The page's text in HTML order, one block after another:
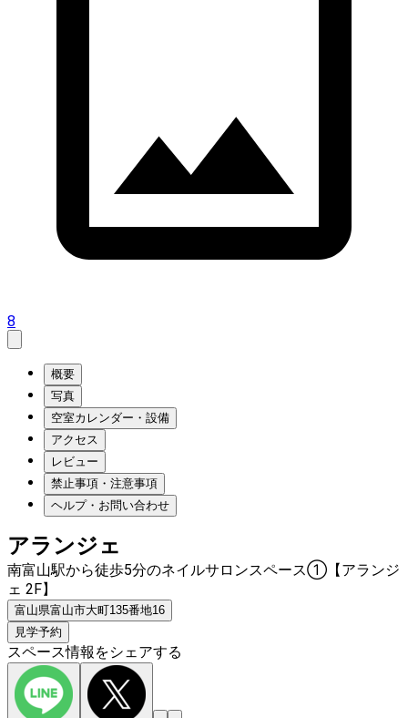
8
概要
写真
空室カレンダー・設備
アクセス
レビュー
禁止事項・注意事項
ヘルプ・お問い合わせ
アランジェ
南富山駅から徒歩5分のネイルサロンスペース①【アランジ
ェ 2F】
富山県富山市大町135番地16
見学予約
スペース情報をシェアする